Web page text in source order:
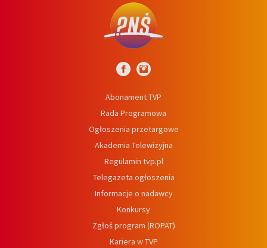
Abonament TVP
Rada Programowa
Ogłoszenia przetargowe
Akademia Telewizyjna
Regulamin tvp.pl
Telegazeta ogłoszenia
Informacje o nadawcy
Konkursy
Zgłoś program (ROPAT)
Kariera w TVP